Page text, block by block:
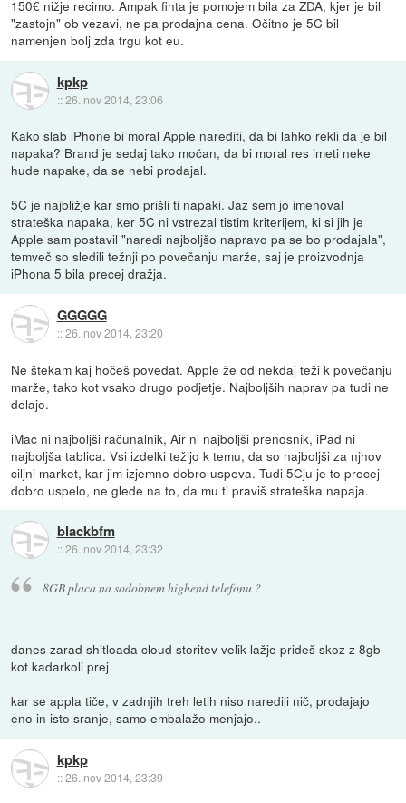
150€ nižje recimo. Ampak finta je pomojem bila za ZDA, kjer je bil
"zastojn" ob vezavi, ne pa prodajna cena. Očitno je 5C bil
namenjen bolj zda trgu kot eu.
kpkp
::26. nov 2014, 23:06
Kako slab iPhone bi moral Apple narediti, da bi lahko rekli da je bil
napaka? Brand je sedaj tako močan, da bi moral res imeti neke
hude napake, da se nebi prodajal.
5C je najbližje kar smo prišli ti napaki. Jaz sem jo imenoval
strateška napaka, ker 5C ni vstrezal tistim kriterijem, ki si jih je
Apple sam postavil "naredi najboljšo napravo pa se bo prodajala",
temveč so sledili težnji po povečanju marže, saj je proizvodnja
iPhona 5 bila precej dražja.
GGGGG
::26. nov 2014, 23:20
Ne štekam kaj hočeš povedat. Apple že od nekdaj teži k povečanju
marže, tako kot vsako drugo podjetje. Najboljših naprav pa tudi ne
delajo.
iMac ni najboljši računalnik, Air ni najboljši prenosnik, iPad ni
najboljša tablica. Vsi izdelki težijo k temu, da so najboljši za njhov
ciljni market, kar jim izjemno dobro uspeva. Tudi 5Cju je to precej
dobro uspelo, ne glede na to, da mu ti praviš strateška napaja.
blackbfm
::26. nov 2014, 23:32
8GB placa na sodobnem highend telefonu ?
danes zarad shitloada cloud storitev velik lažje prideš skoz z 8gb
kot kadarkoli prej
kar se appla tiče, v zadnjih treh letih niso naredili nič, prodajajo
eno in isto sranje, samo embalažo menjajo..
kpkp
::26. nov 2014, 23:39